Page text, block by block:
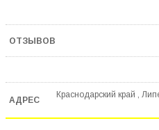
Краснодарский край ,